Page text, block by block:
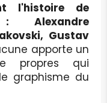
l'histoire de
Alexandre
Gustav
apporte un
propres qui
graphisme du